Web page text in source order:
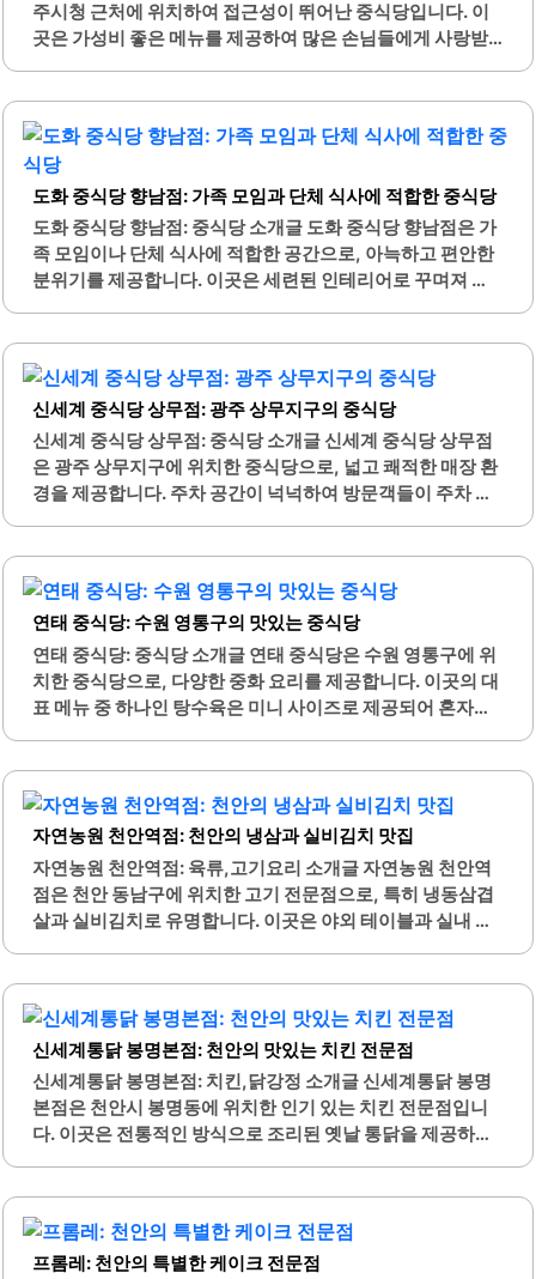
하게 고객을 맞이하며, 서비스에 대한 만족도가 높습니다.이
곳은 가족 단위 손님뿐만 아니라 친구들과의 모임에도 적합
주시청 근처에 위치하여 접근성이 뛰어난 중식당입니다. 이
곳은 가성비 좋은 메뉴를 제공하여 많은 손님들에게 사랑받
이라는 가격으로 제공되어 가성비가 뛰어나며, 곱빼기 옵션
도 있어 다양한 선택이 가능합니다. 또한, 탕수육과 고기만두
와 같은 사이드 메뉴도 함께 즐길 수 있어 더욱 풍성한 식사가
가능합니다. 매장은 넓고 쾌적한 환경을 제공하여 편안하게
식사할 수 있습니다.주문 방식도 간편하여 태블릿을 통해 쉽
게 주문할 수 있는 시스템이 마련되어 있습니다. 늦은 시간까
지 영업하여 바쁜 일상 속에서도 편리하게 이용할 수 있습니
도화 중식당 향남점: 가족 모임과 단체 식사에 적합한 중식당
도화 중식당 향남점: 중식당 소개글 도화 중식당 향남점은 가
족 모임이나 단체 식사에 적합한 공간으로, 아늑하고 편안한
분위기를 제공합니다. 이곳은 세련된 인테리어로 꾸며져 있
님들에게 인기가 높습니다.탕수육, 짬뽕, 깐풍기 등 다양한
메뉴가 준비되어 있어 선택의 폭이 넓습니다. 음식의 양도 푸
짐하여 만족스러운 식사를 즐길 수 있습니다. 또한, 청양탕수
육과 같은 특별한 메뉴는 깊고 진한 맛을 자랑합니다.도화 중
식당은 프라이빗한 룸도 마련되어 있어, 연말 회식이나 특별
한 모임에 적합합니다. 직원들은 친절하고 세심하게 응대하
신세계 중식당 상무점: 광주 상무지구의 중식당
신세계 중식당 상무점: 중식당 소개글 신세계 중식당 상무점
은 광주 상무지구에 위치한 중식당으로, 넓고 쾌적한 매장 환
경을 제공합니다. 주차 공간이 넉넉하여 방문객들이 주차 걱
을 자랑합니다.다양한 메뉴가 준비되어 있어 가족 모임이나
단체 회식에 적합한 룸도 마련되어 있습니다. 특히, 크림짬뽕
과 돌판짜장, 탕수육이 인기 메뉴로 손꼽힙니다. 셀프바에서
는 다양한 소스와 반찬을 자유롭게 이용할 수 있어 더욱 풍성
한 식사를 즐길 수 있습니다.유산슬덮밥은 해산물이 풍부하
게 들어가 있어 많은 손님들에게 사랑받고 있습니다. 매장 내
연태 중식당: 수원 영통구의 맛있는 중식당
연태 중식당: 중식당 소개글 연태 중식당은 수원 영통구에 위
치한 중식당으로, 다양한 중화 요리를 제공합니다. 이곳의 대
표 메뉴 중 하나인 탕수육은 미니 사이즈로 제공되어 혼자서
가 아삭아삭하게 살아있어 더욱 맛있습니다.짜장면과 짬뽕
은 깊고 진한 맛을 자랑하며, 특히 짬뽕에는 샐러리가 들어가
있어 색다른 풍미를 제공합니다. 연태 중식당은 신메뉴인 중
화냉면도 선보이며, 여름철에 시원하게 즐기기 좋은 메뉴입
니다. 이곳의 모든 음식은 사장님이 직접 신경 써서 준비하며,
정성이 담긴 요리를 제공합니다.가게 내부는 깔끔하고 아늑
자연농원 천안역점: 천안의 냉삼과 실비김치 맛집
자연농원 천안역점: 육류,고기요리 소개글 자연농원 천안역
점은 천안 동남구에 위치한 고기 전문점으로, 특히 냉동삼겹
살과 실비김치로 유명합니다. 이곳은 야외 테이블과 실내 포
성한 식사를 즐길 수 있습니다.특히 실비김치는 매콤한 맛으
로 많은 손님들에게 사랑받고 있습니다. 이곳의 냉삼은 고소
하고 부드러운 맛이 특징이며, 꼬들살과 함께 즐기면 더욱 맛
있습니다. 또한, 주차는 인근 주민센터를 이용할 수 있어 편리
합니다.식사 후에는 포장마차 거리에서 간단한 2차를 즐기기
에도 좋은 위치에 있습니다. 직원들은 친절하며, 고객의 편의
신세계통닭 봉명본점: 천안의 맛있는 치킨 전문점
신세계통닭 봉명본점: 치킨,닭강정 소개글 신세계통닭 봉명
본점은 천안시 봉명동에 위치한 인기 있는 치킨 전문점입니
다. 이곳은 전통적인 방식으로 조리된 옛날 통닭을 제공하여
김과의 조화가 뛰어납니다.매장 내부는 아늑하고 편안한 분
위기로, 친구나 가족과 함께 방문하기에 적합합니다. 또한,
친절한 사장님과 직원들이 고객을 맞이하여 더욱 편안한 식
프롬레: 천안의 특별한 케이크 전문점